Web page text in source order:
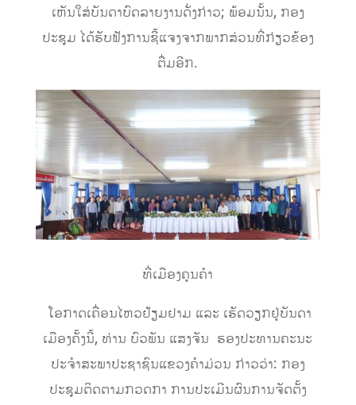
ເຫັນໃສ່ບັນດາບົດລາຍງານດັ່ງກ່າວ; ພ້ອມນັ້ນ, ກອງ
ປະຊຸມ ໄດ້ຮັບຟັງການຊີ້ແຈງຈາກພາກສ່ວນທີ່ກ່ຽວຂ້ອງ
ຕື່ມອີກ.
ທີ່ເມືອງຄູນຄຳ
ໂອກາດເຄື່ອນໄຫວຢ້ຽມຢາມ ແລະ ເຮັດວຽກຢູ່ບັນດາ
ເມືອງຄັ້ງນີ້, ທ່ານ ບົວພັນ ແສງຈັນ ຮອງປະທານຄະນະ
ປະຈຳສະພາປະຊາຊົນແຂວງຄຳມ່ວນ ກ່າວວ່າ: ກອງ
ປະຊຸມຕິດຕາມກວດກາ ການປະເມີນຜົນການຈັດຕັ້ງ